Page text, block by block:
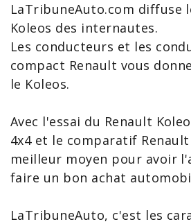
LaTribuneAuto.com diffuse
Koleos des internautes.
Les conducteurs et les
compact Renault vous
le Koleos.
Avec l'essai du Renault
4x4et le comparatif Renault
meilleur moyen pour avoir
faire un bon achat
LaTribuneAuto, c'est les